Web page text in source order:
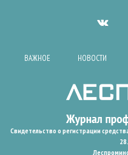
ВАЖНОЕ НОВОСТИ
Свидетельство о регистрации